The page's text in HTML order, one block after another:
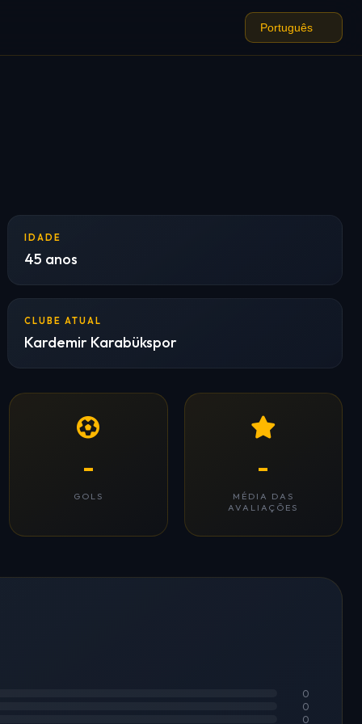
IDADE
45 anos
CLUBE ATUAL
Kardemir Karabükspor
-
GOLS
-
MÉDIA DAS
AVALIAÇÕES
0
0
0